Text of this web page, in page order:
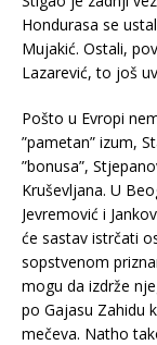
Hondurasa se
Mujakić. Ostali,
Lazarević, to još
Pošto u Evropi
”pametan” izum,
”bonusa”,
Kruševljana. U
Jevremović i
će sastav istrčati
sopstvenom
mogu da izdrže
po Gajasu Zahidu
mečeva. Natho